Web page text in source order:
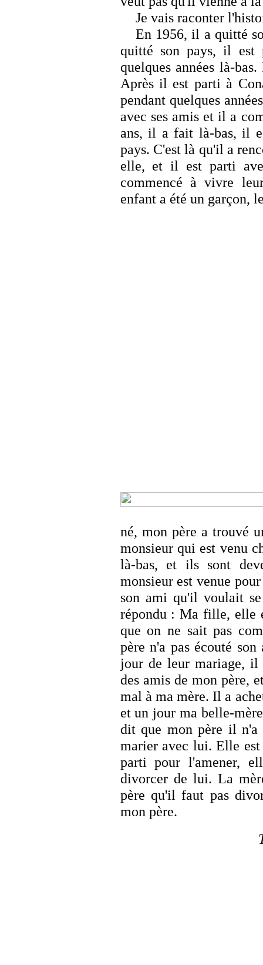
Je vais raconter
En 1956, il a quitté
quitté son pays, il est
quelques années là-
Après il est parti à
pendant quelques
avec ses amis et il a
ans, il a fait là-bas, il
pays. C'est là qu'il a
elle, et il est parti
commencé à vivre
enfant a été un garçon,
né, mon père a trouvé
monsieur qui est venu
là-bas, et ils sont
monsieur est venue
son ami qu'il voulait
répondu : Ma fille, elle
que on ne sait pas
père n'a pas écouté
jour de leur mariage, il
des amis de mon père,
mal à ma mère. Il a
et un jour ma belle-
dit que mon père il n'a
marier avec lui. Elle
parti pour l'amener,
divorcer de lui. La
père qu'il faut pas
mon père.